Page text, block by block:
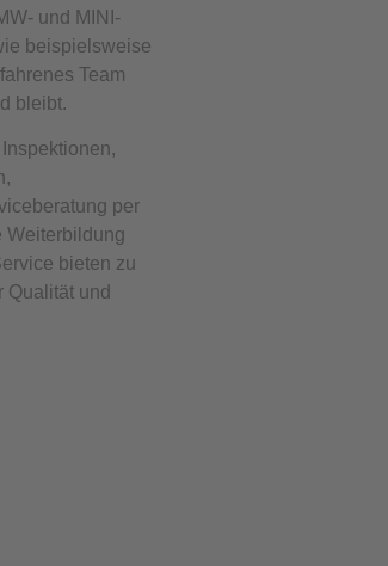
und MINI-
beispielsweise
Team
bleibt.
per
Weiterbildung
bieten zu
Qualität und